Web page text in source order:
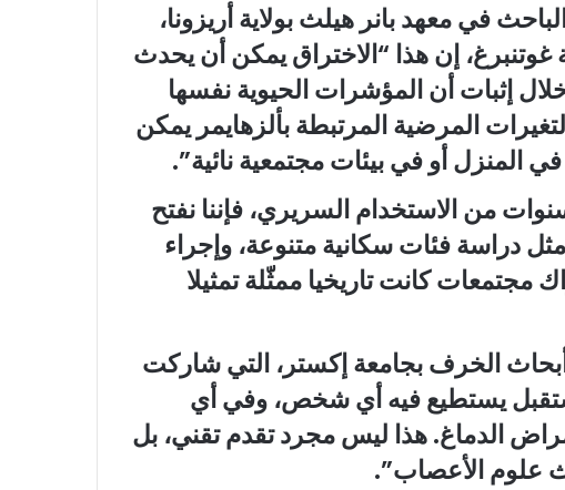
في معهد بانر هيلث بولاية أريزونا،
غوتنبرغ، إن هذا “الاختراق يمكن أن يحدث
إثبات أن المؤشرات الحيوية نفسها
المرضية المرتبطة بألزهايمر يمكن
المنزل أو في بيئات مجتمعية نائية”.
من الاستخدام السريري، فإننا نفتح
دراسة فئات سكانية متنوعة، وإجراء
كانت تاريخيا ممثّلة تمثيلا
الخرف بجامعة إكستر، التي شاركت
يستطيع فيه أي شخص، وفي أي
الدماغ. هذا ليس مجرد تقدم تقني، بل
علوم الأعصاب”.